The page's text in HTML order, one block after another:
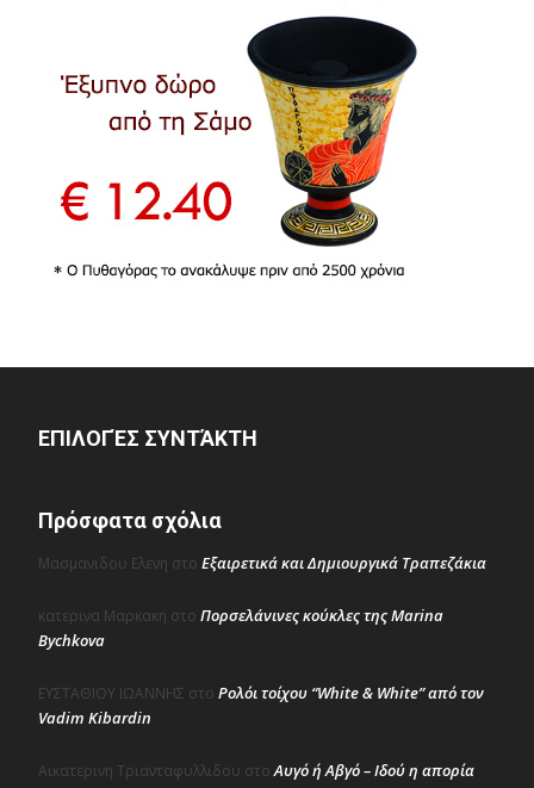
ΕΠΙΛΟΓΈΣ ΣΥΝΤΆΚΤΗ
Πρόσφατα σχόλια
Μασμανιδου Ελενη στο Εξαιρετικά και Δημιουργικά Τραπεζάκια
κατερινα Μαρκακη στο Πορσελάνινες κούκλες της Marina
Bychkova
ΕΥΣΤΑΘΙΟΥ ΙΩΑΝΝΗΣ στο Ρολόι τοίχου “White & White” από τον
Vadim Kibardin
Αικατερινη Τριανταφυλλιδου στοΑυγό ή Αβγό – Ιδού η απορία